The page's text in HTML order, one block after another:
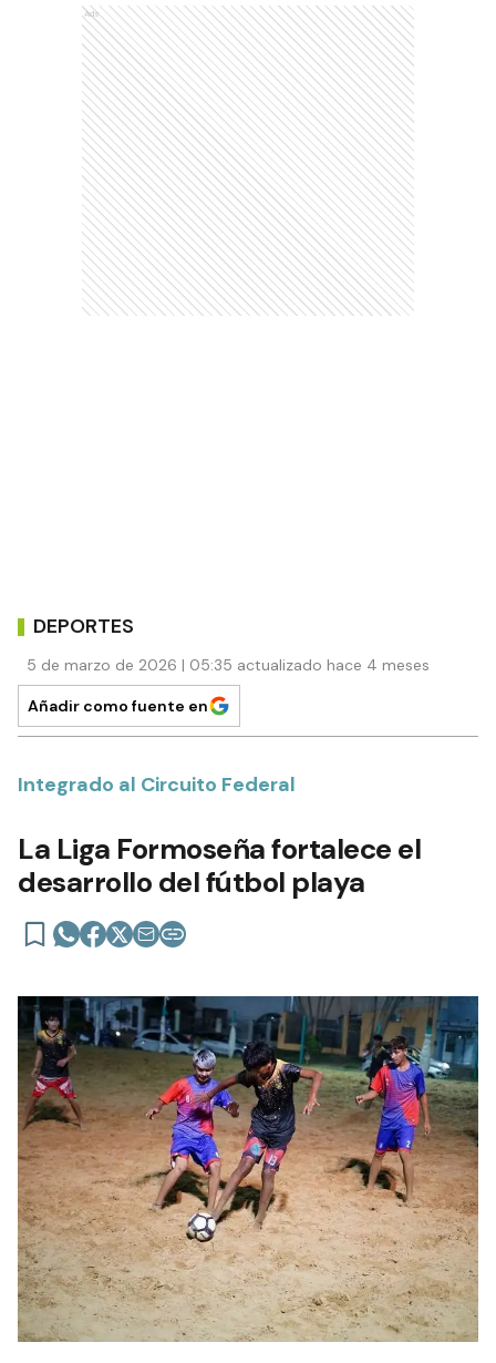
Ads
DEPORTES
5 de marzo de 2026 | 05:35 actualizado hace 4 meses
Añadir como fuente en
Integrado al Circuito Federal
La Liga Formoseña fortalece el
desarrollo del fútbol playa